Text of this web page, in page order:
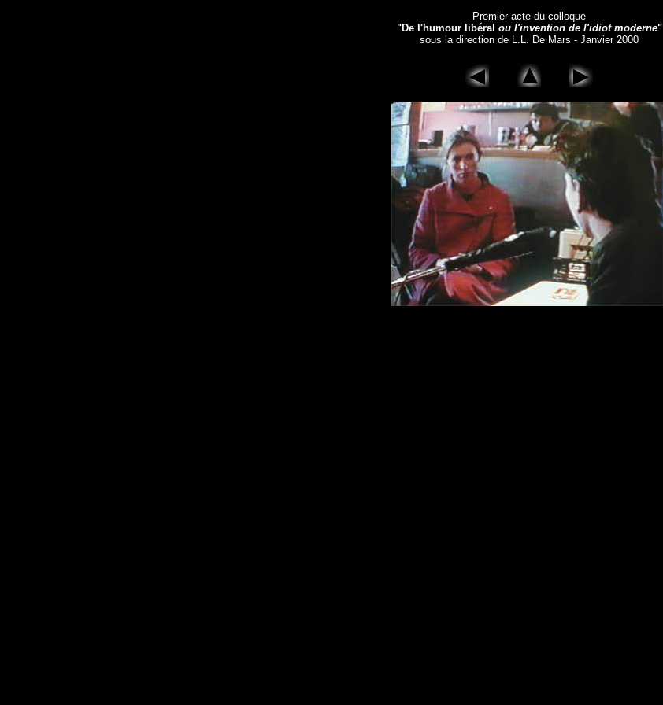
Premier acte du colloque
"De l'humour libéral ou l'invention de l'idiot moderne"
sous la direction de L.L. De Mars - Janvier 2000